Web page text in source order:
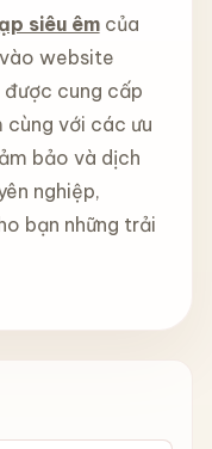
siêu êmcủa
website
được cung cấp
cùng với các ưu
bảo và dịch
nghiệp,
bạn những trải